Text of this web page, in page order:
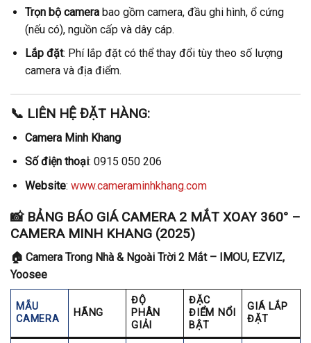
Trọn bộ camerabao gồm camera, đầu ghi hình, ổ cứng
(nếu có), nguồn cấp và dây cáp.
Lắp đặt: Phí lắp đặt có thể thay đổi tùy theo số lượng
camera và địa điểm.
📞 LIÊN HỆ ĐẶT HÀNG:
Camera Minh Khang
Số điện thoại: 0915 050 206
Website: www.cameraminhkhang.com
📸 BẢNG BÁO GIÁ CAMERA 2 MẮT XOAY 360° –
CAMERA MINH KHANG (2025)
🏠 Camera Trong Nhà & Ngoài Trời 2 Mắt – IMOU, EZVIZ,
Yoosee
MẪU
CAMERA
HÃNG
ĐỘ
PHÂN
GIẢI
ĐẶC
ĐIỂM NỔI
BẬT
GIÁ LẮP
ĐẶT